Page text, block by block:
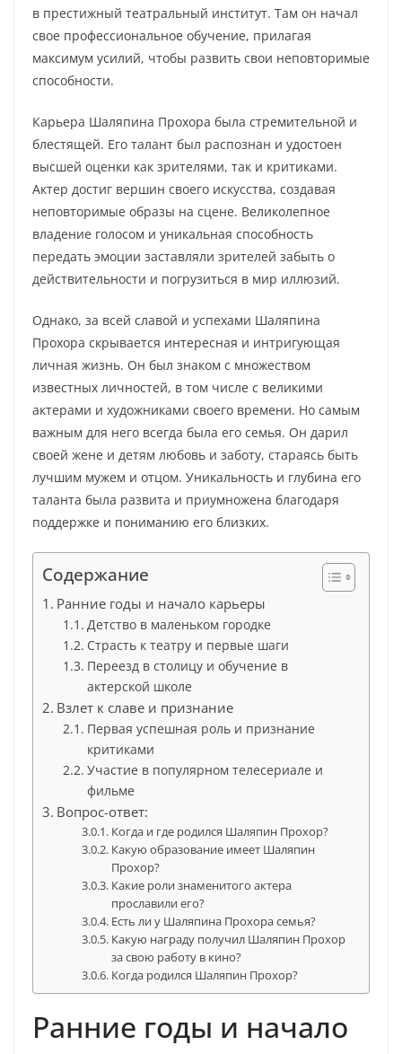
в престижный театральный институт. Там он начал
свое профессиональное обучение, прилагая
максимум усилий, чтобы развить свои неповторимые
способности.
Карьера Шаляпина Прохора была стремительной и
блестящей. Его талант был распознан и удостоен
высшей оценки как зрителями, так и критиками.
Актер достиг вершин своего искусства, создавая
неповторимые образы на сцене. Великолепное
владение голосом и уникальная способность
передать эмоции заставляли зрителей забыть о
действительности и погрузиться в мир иллюзий.
Однако, за всей славой и успехами Шаляпина
Прохора скрывается интересная и интригующая
личная жизнь. Он был знаком с множеством
известных личностей, в том числе с великими
актерами и художниками своего времени. Но самым
важным для него всегда была его семья. Он дарил
своей жене и детям любовь и заботу, стараясь быть
лучшим мужем и отцом. Уникальность и глубина его
таланта была развита и приумножена благодаря
поддержке и пониманию его близких.
Содержание
Ранние годы и начало карьеры
Детство в маленьком городке
Страсть к театру и первые шаги
Переезд в столицу и обучение в
актерской школе
Взлет к славе и признание
Первая успешная роль и признание
критиками
Участие в популярном телесериале и
фильме
Вопрос-ответ:
Когда и где родился Шаляпин Прохор?
Какую образование имеет Шаляпин
Прохор?
Какие роли знаменитого актера
прославили его?
Есть ли у Шаляпина Прохора семья?
Какую награду получил Шаляпин Прохор
за свою работу в кино?
Когда родился Шаляпин Прохор?
Ранние годы и начало